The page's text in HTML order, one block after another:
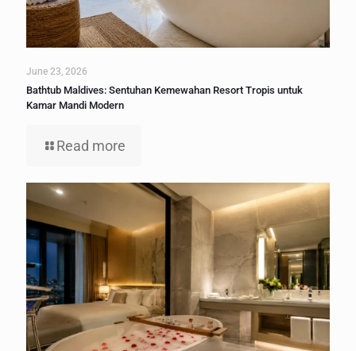
June 23, 2026
Bathtub Maldives: Sentuhan Kemewahan Resort Tropis untuk
Kamar Mandi Modern
Read more